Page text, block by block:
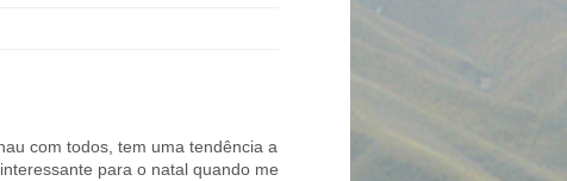
com todos, tem uma tendência a
para o natal quando me